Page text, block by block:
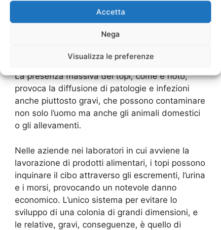
Accetta
Nega
Visualizza le preferenze
Se la loro presenza dovesse svilupparsi fino a
diventare una vera e propria infestazione,
diventa necessario ricorrere a mezzi e tecniche
professionali per eliminarli.
La presenza massiva dei topi, come è noto,
provoca la diffusione di patologie e infezioni
anche piuttosto gravi, che possono contaminare
non solo l’uomo ma anche gli animali domestici
o gli allevamenti.
Nelle aziende nei laboratori in cui avviene la
lavorazione di prodotti alimentari, i topi possono
inquinare il cibo attraverso gli escrementi, l’urina
e i morsi, provocando un notevole danno
economico. L’unico sistema per evitare lo
sviluppo di una colonia di grandi dimensioni, e
le relative, gravi, conseguenze, è quello di